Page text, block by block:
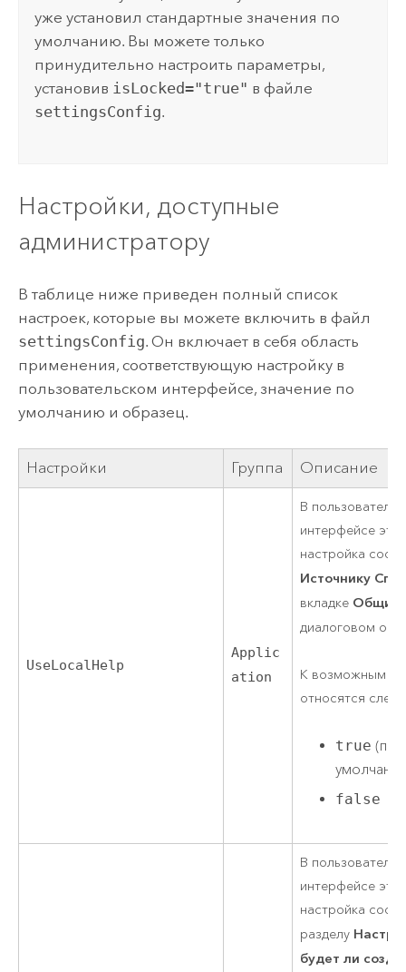
уже установил стандартные значения по
умолчанию. Вы можете только
принудительно настроить параметры,
установив isLocked="true" в файле
settingsConfig.
Настройки, доступные
администратору
В таблице ниже приведен полный список
настроек, которые вы можете включить в файл
settingsConfig. Он включает в себя область
применения, соответствующую настройку в
пользовательском интерфейсе, значение по
умолчанию и образец.
Настройки Группа Описание
UseLocalHelp
Applic
ation
В
интерфейсе эта
настройка
Источнику
вкладке Общие
диалоговом
К возможным
относятся
true (по
false
В
интерфейсе эта
настройка
разделу
будет ли